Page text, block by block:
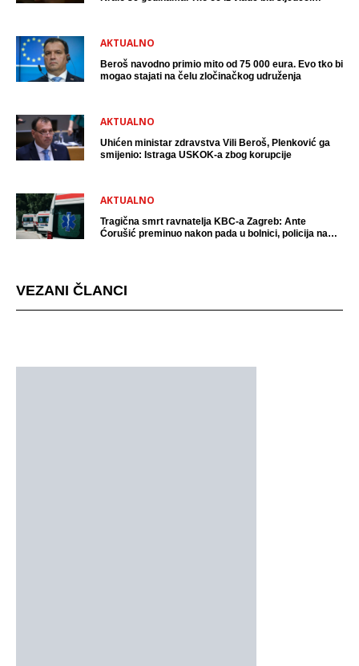
AKTUALNO
Beroš navodno primio mito od 75 000 eura. Evo tko bi
mogao stajati na čelu zločinačkog udruženja
AKTUALNO
Uhićen ministar zdravstva Vili Beroš, Plenković ga
smijenio: Istraga USKOK-a zbog korupcije
AKTUALNO
Tragična smrt ravnatelja KBC-a Zagreb: Ante
Ćorušić preminuo nakon pada u bolnici, policija na
VEZANI ČLANCI